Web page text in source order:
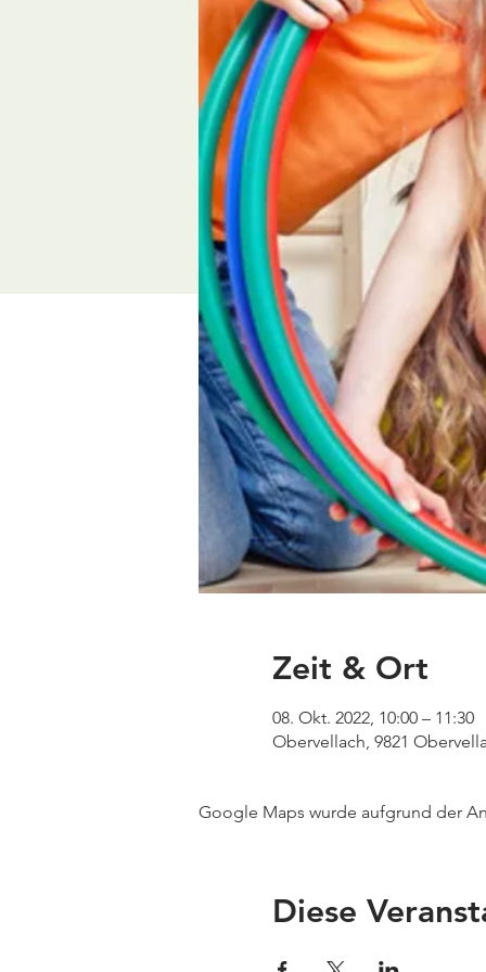
Zeit & Ort
08. Okt. 2022, 10:00 – 11:30
Obervellach, 9821
Google Maps wurde aufgrund der
Diese